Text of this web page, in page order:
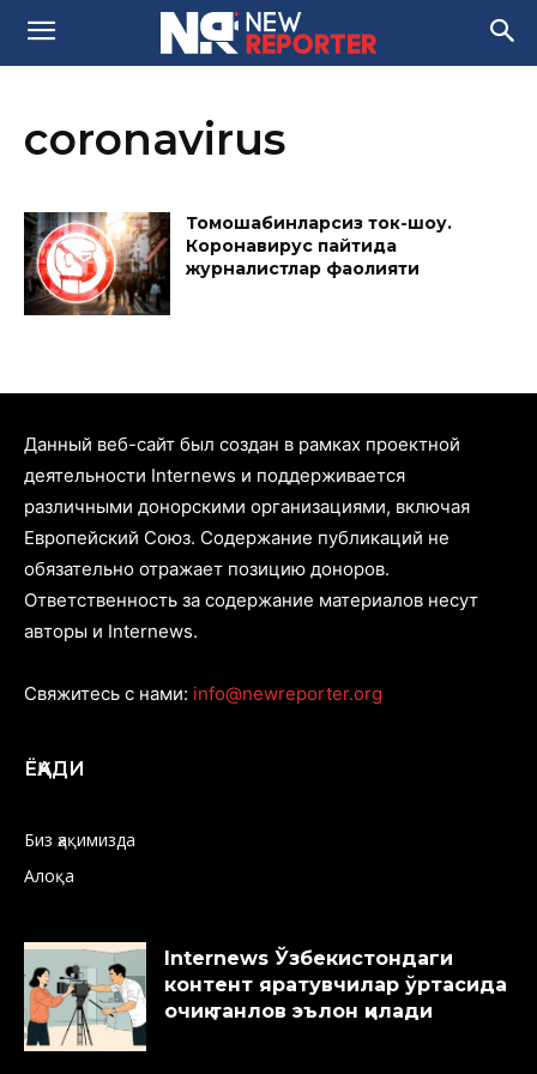
coronavirus
Томошабинларсиз ток-шоу.
Коронавирус пайтида
журналистлар фаолияти
Данный веб-сайт был создан в рамках проектной
деятельности Internews и поддерживается
различными донорскими организациями, включая
Европейский Союз. Содержание публикаций не
обязательно отражает позицию доноров.
Ответственность за содержание материалов несут
авторы и Internews.
Свяжитесь с нами: info@newreporter.org
ЁҚАДИ
Биз ҳақимизда
Алоқа
Internews Ўзбекистондаги
контент яратувчилар ўртасида
очиқ танлов эълон қилади